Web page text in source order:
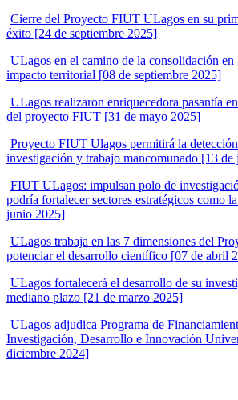
Cierre del Proyecto FIUT ULagos en su
éxito [24 de septiembre 2025]
ULagos en el camino de la consolidación en
impacto territorial [08 de septiembre 2025]
ULagos realizaron enriquecedora pasantía
del proyecto FIUT [31 de mayo 2025]
Proyecto FIUT Ulagos permitirá la detección
investigación y trabajo mancomunado [13
FIUT ULagos: impulsan polo de
podría fortalecer sectores estratégicos como
junio 2025]
ULagos trabaja en las 7 dimensiones del
potenciar el desarrollo científico [07 de abril
ULagos fortalecerá el desarrollo de su
mediano plazo [21 de marzo 2025]
ULagos adjudica Programa de
Investigación, Desarrollo e Innovación
diciembre 2024]